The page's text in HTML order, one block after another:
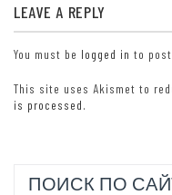
LEAVE A REPLY
You must be logged in to
This site uses Akismet to
is processed.
ПОИСК ПО